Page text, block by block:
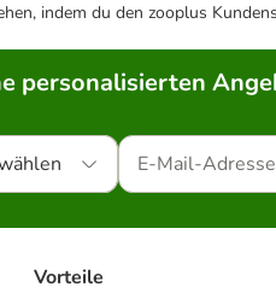
indem du den zooplus
personalisierten
Vorteile